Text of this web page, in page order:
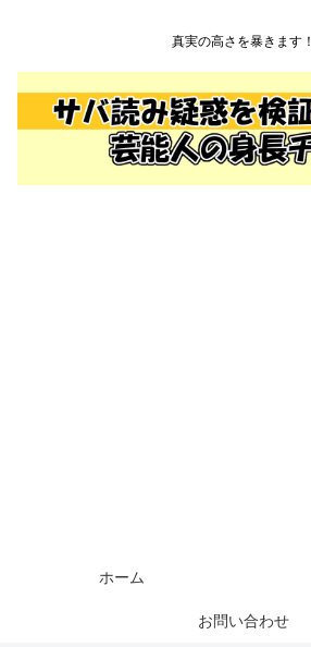
真実の高さを暴きます！
ホーム
お問い合わせ